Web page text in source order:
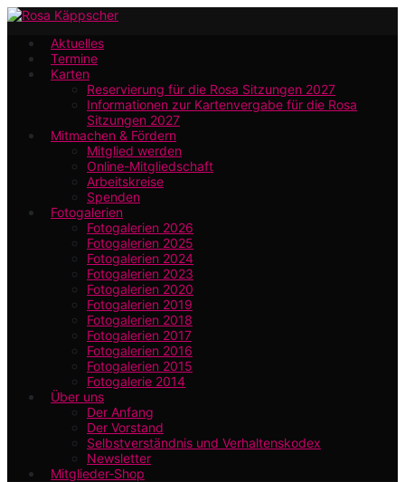
Zum
Hauptinhalt
springen
Aktuelles
Termine
Karten
Reservierung für die Rosa Sitzungen 2027
Informationen zur Kartenvergabe für die Rosa
Sitzungen 2027
Mitmachen & Fördern
Mitglied werden
Online-Mitgliedschaft
Arbeitskreise
Spenden
Fotogalerien
Fotogalerien 2026
Fotogalerien 2025
Fotogalerien 2024
Fotogalerien 2023
Fotogalerien 2020
Fotogalerien 2019
Fotogalerien 2018
Fotogalerien 2017
Fotogalerien 2016
Fotogalerien 2015
Fotogalerie 2014
Über uns
Der Anfang
Der Vorstand
Selbstverständnis und Verhaltenskodex
Newsletter
Mitglieder-Shop